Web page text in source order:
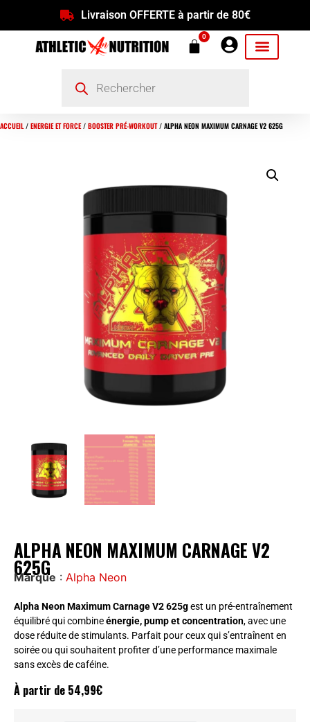
Livraison OFFERTE à partir de 80€
0
ACCUEIL/ ENERGIE ET FORCE/ BOOSTER PRÉ-WORKOUT/ ALPHA NEON MAXIMUM CARNAGE V2 625G
ALPHA NEON MAXIMUM CARNAGE V2
625G
Marque : Alpha Neon
Alpha Neon Maximum Carnage V2 625gest un pré-entraînement
équilibré qui combineénergie, pump et concentration, avec une
dose réduite de stimulants. Parfait pour ceux qui s’entraînent en
soirée ou qui souhaitent profiter d’une performance maximale
sans excès de caféine.
À partir de 54,99€